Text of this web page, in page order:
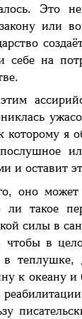
Это
или
себе на
я
и оставит
оно может
ли такое
силы в
чтобы в
теплушке,
к океану и